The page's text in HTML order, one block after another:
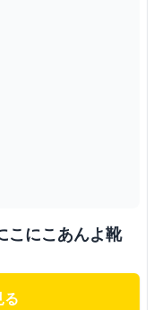
こにこあんよ靴
る